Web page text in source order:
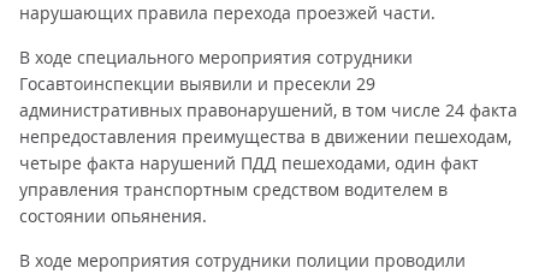
нарушающих правила перехода проезжей части.
В ходе специального мероприятия сотрудники
Госавтоинспекции выявили и пресекли 29
административных правонарушений, в том числе 24 факта
непредоставления преимущества в движении пешеходам,
четыре факта нарушений ПДД пешеходами, один факт
управления транспортным средством водителем в
состоянии опьянения.
В ходе мероприятия сотрудники полиции проводили